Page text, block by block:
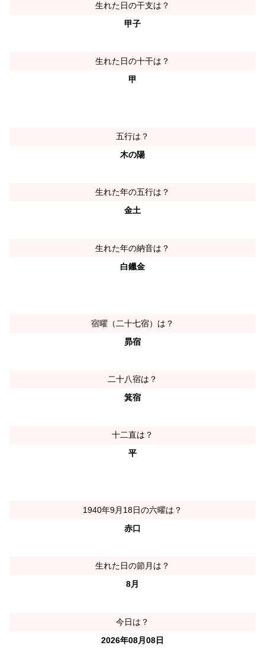
生れた日の干支は？
甲子
生れた日の十干は？
甲
五行は？
木の陽
生れた年の五行は？
金土
生れた年の納音は？
白鑞金
宿曜（二十七宿）は？
昴宿
二十八宿は？
箕宿
十二直は？
平
1940年9月18日の六曜は？
赤口
生れた日の節月は？
8月
今日は？
2026年08月08日